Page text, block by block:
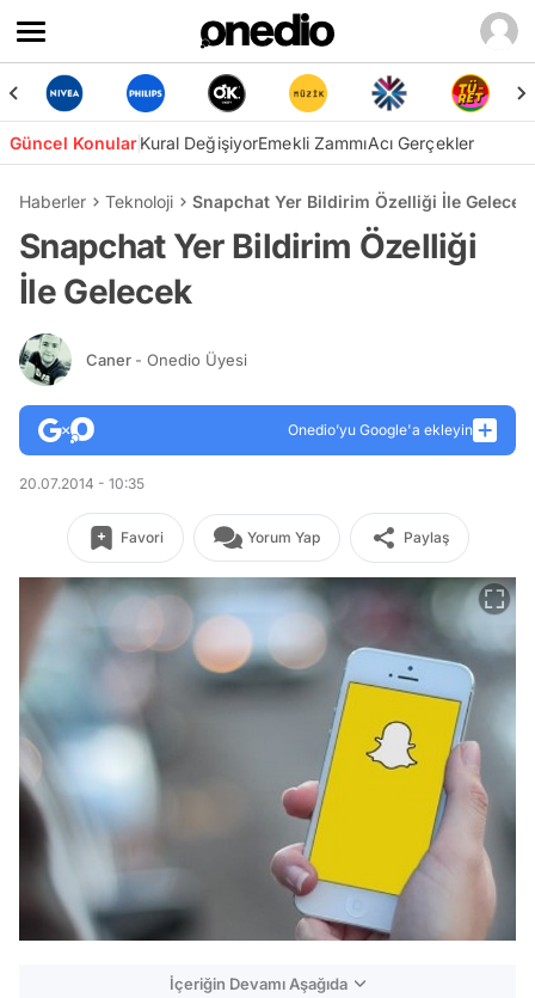
Güncel KonularKural DeğişiyorEmekli ZammıAcı Gerçekler
Haberler Teknoloji Snapchat Yer Bildirim Özelliği İle Gelecek
Snapchat Yer Bildirim Özelliği
İle Gelecek
Caner - Onedio Üyesi
Onedio’yu Google'a ekleyin
20.07.2014 - 10:35
Favori Yorum Yap Paylaş
İçeriğin Devamı Aşağıda